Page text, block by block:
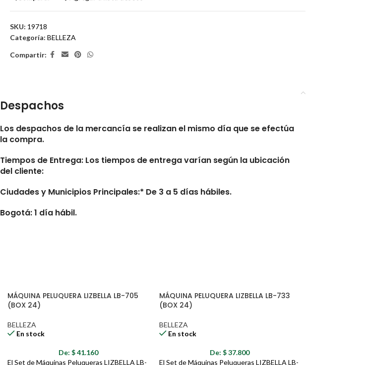
SKU: 19718
Categoría: BELLEZA
Compartir:
Despachos
Los despachos de la mercancía se realizan el mismo día que se efectúa
la compra.
Tiempos de Entrega: Los tiempos de entrega varían según la ubicación
del cliente:
Ciudades y Municipios Principales:* De 3 a 5 días hábiles.
Bogotá: 1 día hábil.
Los tiempos de entrega pueden verse afectados por clima, derrumbes,
direcciones erróneas o incompletas, tráfico y otras novedades
reportadas por la transportadora.
entrega adicionales por las novedades de transporte que esto genere.
MÁQUINA PELUQUERA LIZBELLA LB-705
(BOX 24)
BELLEZA
En stock
De: $41.160
El Set de Máquinas Peluqueras LIZBELLA LB-
MÁQUINA PELUQUERA LIZBELLA LB-733
(BOX 24)
BELLEZA
En stock
De:$37.800
El Set de Máquinas Peluqueras LIZBELLA LB-